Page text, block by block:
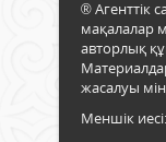
® Агенттік
мақалалар
авторлық
жасалуы
Меншік иесі: